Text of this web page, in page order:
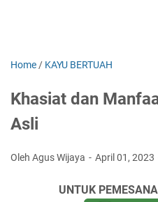
Home / KAYU BERTUAH
Khasiat dan
Asli
Oleh Agus Wijaya April 01, 2023
UNTUK